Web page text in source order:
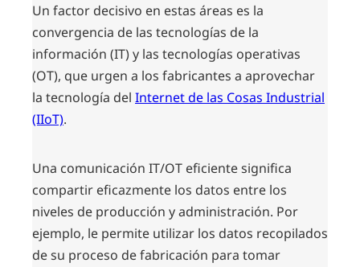
Un factor decisivo en estas áreas es la
convergencia de las tecnologías de la
información (IT) y las tecnologías operativas
(OT), que urgen a los fabricantes a aprovechar
la tecnología del Internet de las Cosas Industrial
(IIoT).
Una comunicación IT/OT eficiente significa
compartir eficazmente los datos entre los
niveles de producción y administración. Por
ejemplo, le permite utilizar los datos recopilados
de su proceso de fabricación para tomar